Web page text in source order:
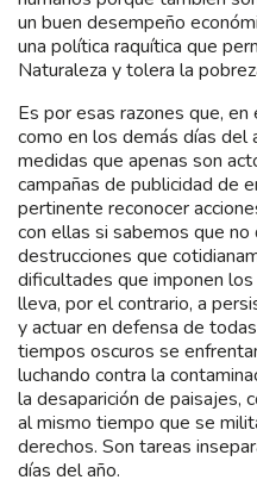
un buen desempeño
una política raquítica que
Naturaleza y tolera la
Es por esas razones que,
como en los demás días del
medidas que apenas son
campañas de publicidad de
pertinente reconocer
con ellas si sabemos que
destrucciones que
dificultades que imponen
lleva, por el contrario, a
y actuar en defensa de
tiempos oscuros se
luchando contra la
la desaparición de paisajes,
al mismo tiempo que se
derechos. Son tareas
días del año.